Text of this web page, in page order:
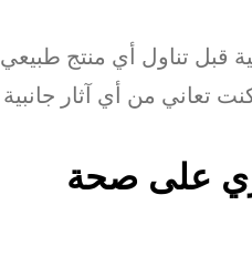
قبل تناول أي منتج طبيعي
تعاني من أي آثار جانبية
على صحة